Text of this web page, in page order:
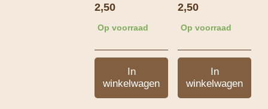
2,50
Op voorraad
In
winkelwagen
2,50
Op voorraad
In
winkelwagen